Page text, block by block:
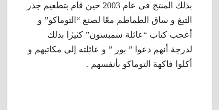
بذلك المنتج في عام 2003 حين قام بتطعيم جذر
التبغ و ساق الطماطم معًا لصنع “التوماكو” و
أعجب كتاب “عائلة سمبسون” كثيرًا بذلك
لدرجة أنهم دعوا ” بور ” و عائلته إلي مكاتبهم و
أكلوا فاكهة التوماكو بأنفسهم .